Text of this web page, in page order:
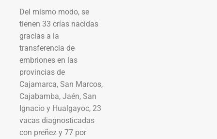
Del mismo modo, se
tienen 33 crías nacidas
gracias a la
transferencia de
embriones en las
provincias de
Cajamarca, San Marcos,
Cajabamba, Jaén, San
Ignacio y Hualgayoc, 23
vacas diagnosticadas
con preñez y 77 por